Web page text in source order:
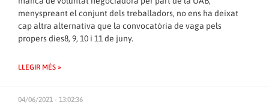
menyspreant el conjunt dels treballadors, no ens ha deixat
cap altra alternativa que la convocatòria de vaga pels
propers dies8, 9, 10 i 11 de juny.
LLEGIR MÉS »
04/06/2021 - 13:02:36